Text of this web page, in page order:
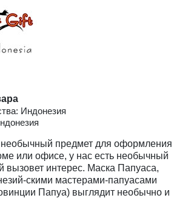
Индонезия
предмет для оформления
или офисе, у нас есть необычный
вызовет интерес. Маска Папуаса,
скими мастерами-папуасами
Папуа) выглядит необычно и